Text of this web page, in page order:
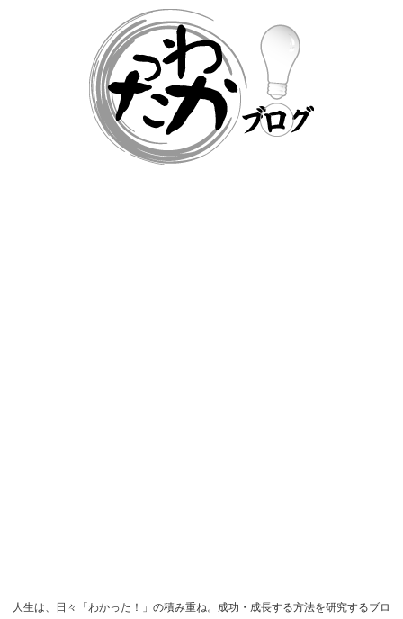
人生は、日々「わかった！」の積み重ね。成功・成長する方法を研究するブロ